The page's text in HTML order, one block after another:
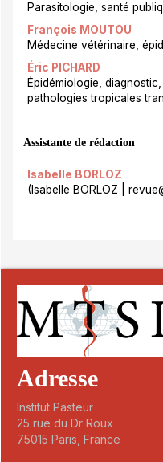
Parasitologie, santé
François MOUTOU
Médecine vétérinaire,
Éric PICHARD
Épidémiologie,
pathologies tropicales
Assistante de rédaction
Isabelle BORLOZ
(Isabelle BORLOZ |
Adresse
Institut Pasteur
25 rue du Dr Roux
75015 Paris, France